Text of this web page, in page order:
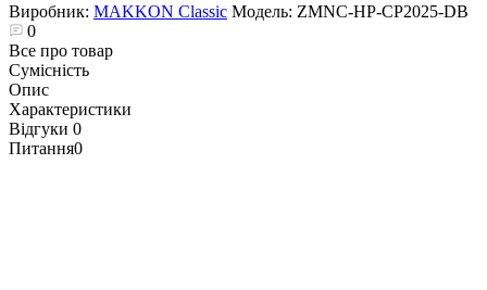
Виробник: MAKKON Classic Модель: ZMNC-HP-CP2025-DB
0
Все про товар
Сумісність
Опис
Характеристики
Відгуки 0
Питання0